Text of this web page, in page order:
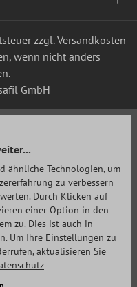
zzgl.Versandkosten
wenn nicht anders
GmbH
ähnliche Technologien, um
zu verbessern
Durch Klicken auf
einer Option in den
zu. Dies ist auch in
Um Ihre Einstellungen zu
aktualisieren Sie